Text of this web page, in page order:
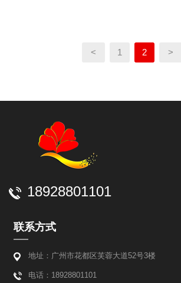
< 1 2 >
18928801101
联系方式
地址：广州市花都区芙蓉大道52号3楼
电话：18928801101